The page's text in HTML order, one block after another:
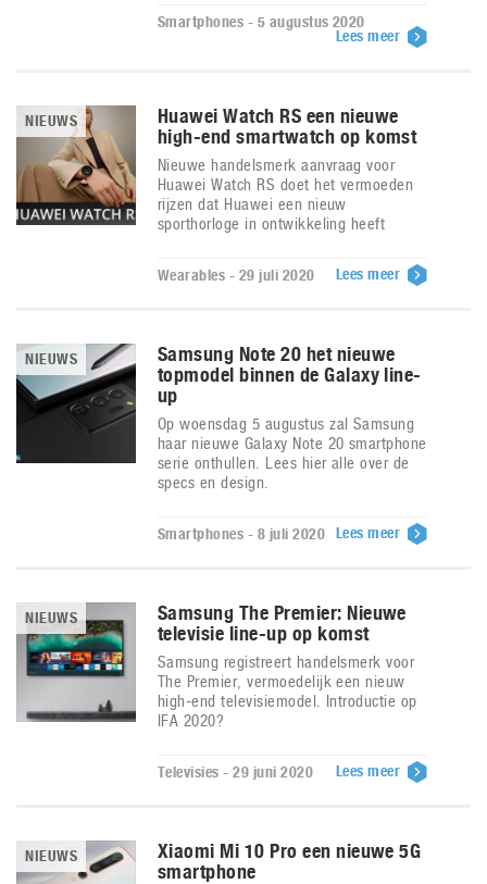
Smartphones - 5 augustus 2020
Lees meer
NIEUWS
Huawei Watch RS een nieuwe
high-end smartwatch op komst
Nieuwe handelsmerk aanvraag voor
Huawei Watch RS doet het vermoeden
rijzen dat Huawei een nieuw
sporthorloge in ontwikkeling heeft
Wearables - 29 juli 2020 Lees meer
NIEUWS
Samsung Note 20 het nieuwe
topmodel binnen de Galaxy line-
up
Op woensdag 5 augustus zal Samsung
haar nieuwe Galaxy Note 20 smartphone
serie onthullen. Lees hier alle over de
specs en design.
Smartphones - 8 juli 2020 Lees meer
NIEUWS
Samsung The Premier: Nieuwe
televisie line-up op komst
Samsung registreert handelsmerk voor
The Premier, vermoedelijk een nieuw
high-end televisiemodel. Introductie op
IFA 2020?
Televisies - 29 juni 2020 Lees meer
NIEUWS
Xiaomi Mi 10 Pro een nieuwe 5G
smartphone